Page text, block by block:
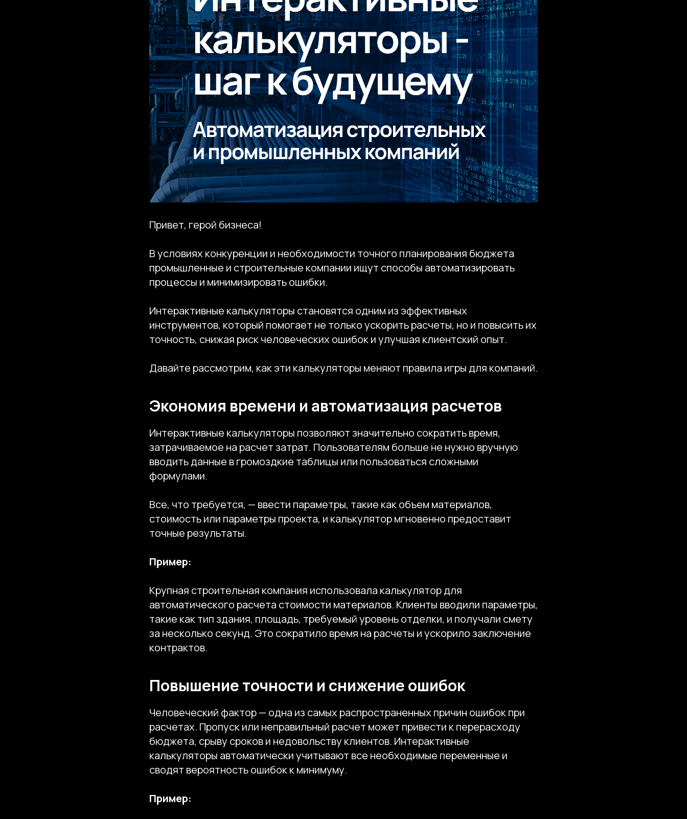
Привет, герой бизнеса!
В условиях конкуренции и необходимости точного планирования бюджета
промышленные и строительные компании ищут способы автоматизировать
процессы и минимизировать ошибки.
Интерактивные калькуляторы становятся одним из эффективных
инструментов, который помогает не только ускорить расчеты, но и повысить их
точность, снижая риск человеческих ошибок и улучшая клиентский опыт.
Давайте рассмотрим, как эти калькуляторы меняют правила игры для компаний.
Экономия времени и автоматизация расчетов
Интерактивные калькуляторы позволяют значительно сократить время,
затрачиваемое на расчет затрат. Пользователям больше не нужно вручную
вводить данные в громоздкие таблицы или пользоваться сложными
формулами.
Все, что требуется, — ввести параметры, такие как объем материалов,
стоимость или параметры проекта, и калькулятор мгновенно предоставит
точные результаты.
Пример:
Крупная строительная компания использовала калькулятор для
автоматического расчета стоимости материалов. Клиенты вводили параметры,
такие как тип здания, площадь, требуемый уровень отделки, и получали смету
за несколько секунд. Это сократило время на расчеты и ускорило заключение
контрактов.
Повышение точности и снижение ошибок
Человеческий фактор — одна из самых распространенных причин ошибок при
расчетах. Пропуск или неправильный расчет может привести к перерасходу
бюджета, срыву сроков и недовольству клиентов. Интерактивные
калькуляторы автоматически учитывают все необходимые переменные и
сводят вероятность ошибок к минимуму.
Пример: